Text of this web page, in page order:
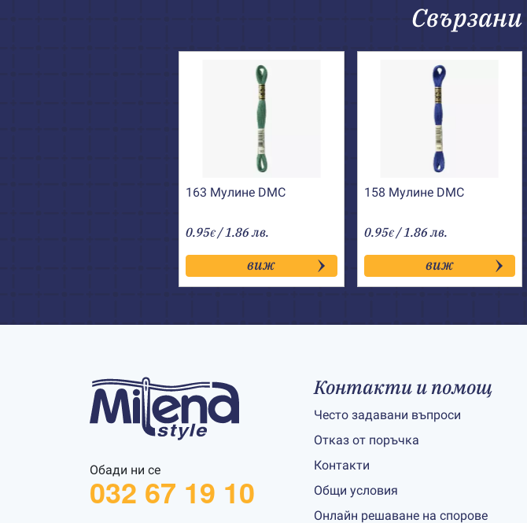
163 Мулине DMC
0.95€ / 1.86 лв.
виж
158 Мулине DMC
0.95€/ 1.86 лв.
виж
Обади ни се
032 67 19 10
Контакти и помощ
Често задавани въпроси
Отказ от поръчка
Контакти
Общи условия
Онлайн решаване на спорове